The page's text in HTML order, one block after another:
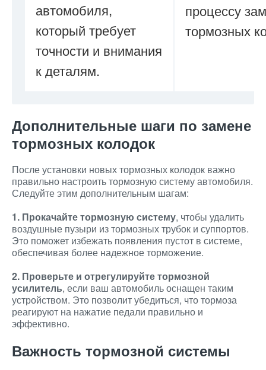
автомобиля,
который требует
точности и внимания
к деталям.
процессу
тормозных
Дополнительные шаги по замене
тормозных колодок
После установки новых тормозных колодок важно
правильно настроить тормозную систему автомобиля.
Следуйте этим дополнительным шагам:
1. Прокачайте тормозную систему, чтобы удалить
воздушные пузыри из тормозных трубок и суппортов.
Это поможет избежать появления пустот в системе,
обеспечивая более надежное торможение.
2. Проверьте и отрегулируйте тормозной
усилитель, если ваш автомобиль оснащен таким
устройством. Это позволит убедиться, что тормоза
реагируют на нажатие педали правильно и
эффективно.
Важность тормозной системы